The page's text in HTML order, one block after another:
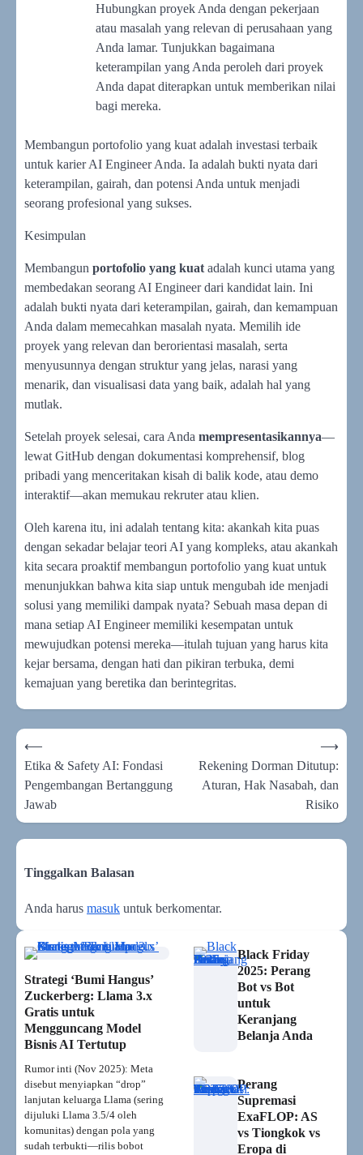
Hubungkan proyek Anda dengan pekerjaan
atau masalah yang relevan di perusahaan yang
Anda lamar. Tunjukkan bagaimana
keterampilan yang Anda peroleh dari proyek
Anda dapat diterapkan untuk memberikan nilai
bagi mereka.
Membangun portofolio yang kuat adalah investasi terbaik
untuk karier AI Engineer Anda. Ia adalah bukti nyata dari
keterampilan, gairah, dan potensi Anda untuk menjadi
seorang profesional yang sukses.
Kesimpulan
Membangun portofolio yang kuat adalah kunci utama yang
membedakan seorang AI Engineer dari kandidat lain. Ini
adalah bukti nyata dari keterampilan, gairah, dan kemampuan
Anda dalam memecahkan masalah nyata. Memilih ide
proyek yang relevan dan berorientasi masalah, serta
menyusunnya dengan struktur yang jelas, narasi yang
menarik, dan visualisasi data yang baik, adalah hal yang
mutlak.
Setelah proyek selesai, cara Anda mempresentasikannya—
lewat GitHub dengan dokumentasi komprehensif, blog
pribadi yang menceritakan kisah di balik kode, atau demo
interaktif—akan memukau rekruter atau klien.
Oleh karena itu, ini adalah tentang kita: akankah kita puas
dengan sekadar belajar teori AI yang kompleks, atau akankah
kita secara proaktif membangun portofolio yang kuat untuk
menunjukkan bahwa kita siap untuk mengubah ide menjadi
solusi yang memiliki dampak nyata? Sebuah masa depan di
mana setiap AI Engineer memiliki kesempatan untuk
mewujudkan potensi mereka—itulah tujuan yang harus kita
kejar bersama, dengan hati dan pikiran terbuka, demi
kemajuan yang beretika dan berintegritas.
Navigasi
pos
⟵
Etika & Safety AI: Fondasi
Pengembangan Bertanggung
Jawab
Rekening Dorman Ditutup:
Aturan, Hak Nasabah, dan
Risiko
⟶
Tinggalkan Balasan
Anda harus masuk untuk berkomentar.
Strategi ‘Bumi Hangus’
Zuckerberg: Llama 3.x
Gratis untuk
Mengguncang Model
Bisnis AI Tertutup
Rumor inti (Nov 2025): Meta
disebut menyiapkan “drop”
lanjutan keluarga Llama (sering
dijuluki Llama 3.5/4 oleh
komunitas) dengan pola yang
sudah terbukti—rilis bobot
Black Friday
2025: Perang
Bot vs Bot
untuk
Keranjang
Belanja Anda
Perang
Supremasi
ExaFLOP: AS
vs Tiongkok vs
Eropa di